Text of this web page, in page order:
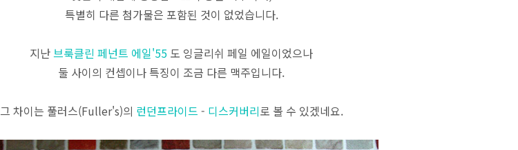
특별히 다른 첨가물은 포함된 것이 없었습니다.
지난브룩클린 페넌트 에일'55 도 잉글리쉬 페일 에일이었으나
둘 사이의 컨셉이나 특징이 조금 다른 맥주입니다.
그 차이는 풀러스(Fuller's)의 런던프라이드 - 디스커버리로 볼 수 있겠네요.